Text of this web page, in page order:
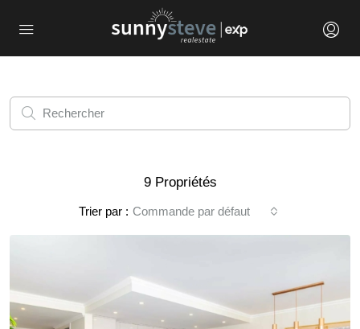
9 Propriétés
Trier par : Commande par défaut